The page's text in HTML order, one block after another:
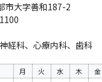
市大字善和187-2
経科、心療内科、歯科
月 火 水 木 金